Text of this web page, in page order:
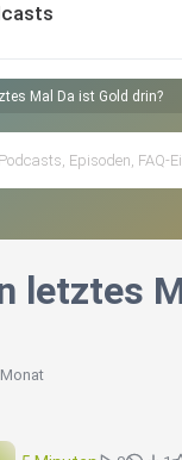
Mal Da ist Gold drin?
letztes